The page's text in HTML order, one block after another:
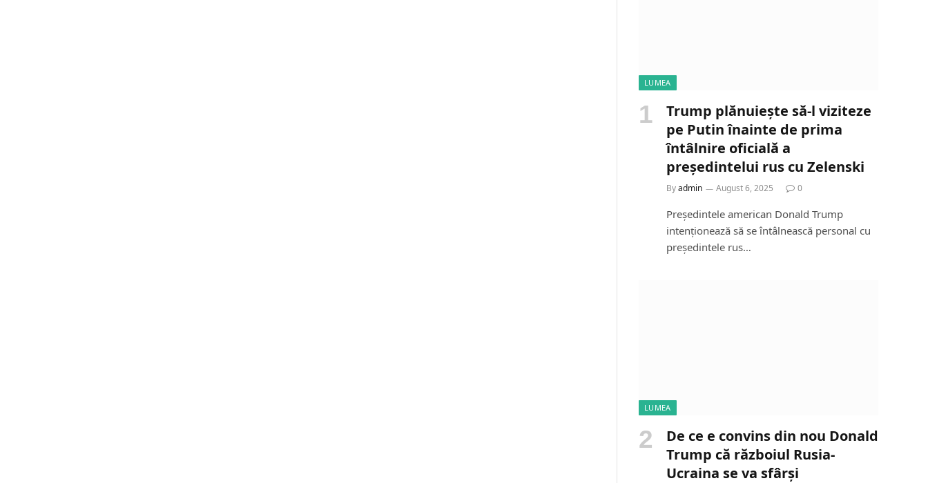
LUMEA
Trump plănuiește să-l viziteze
pe Putin înainte de prima
întâlnire oficială a
președintelui rus cu Zelenski
Byadmin August 6, 2025 0
Președintele american Donald Trump
intenționează să se întâlnească personal cu
președintele rus…
LUMEA
De ce e convins din nou Donald
Trump că războiul Rusia-
Ucraina se va sfârși